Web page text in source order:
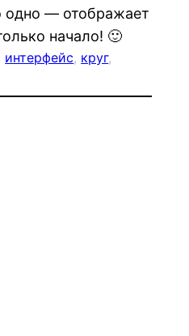
одно — отображает
начало! 🙂
интерфейс, круг